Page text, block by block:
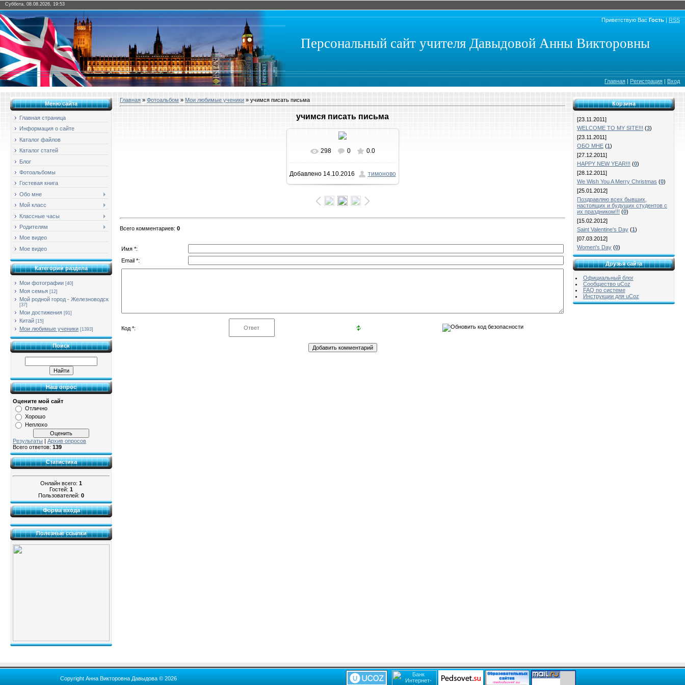
Суббота, 08.08.2026, 19:53
Приветствую Вас Гость | RSS
Персональный сайт учителя Давыдовой Анны Викторовны
Главная | Регистрация | Вход
Меню сайта
Главная страница
Информация о сайте
Каталог файлов
Каталог статей
Блог
Фотоальбомы
Гостевая книга
Обо мне
Мой класс
Классные часы
Родителям
Мое видео
Мое видео
Категории раздела
Мои фотографии [40]
Моя семья [12]
Мой родной город - Железноводск
[37]
Мои достижения [91]
Китай [15]
Мои любимые ученики [1393]
Поиск
Наш опрос
Оцените мой сайт
Отлично
Хорошо
Неплохо
Результаты | Архив опросов
Всего ответов: 139
Статистика
Онлайн всего: 1
Гостей: 1
Пользователей: 0
Форма входа
Полезные ссылки
Главная » Фотоальбом » Мои любимые ученики » учимся писать письма
учимся писать письма
В реальном размере
1600x900/ 1375.6Kb
298 0 0.0
Добавлено14.10.2016 тимоново
Всего комментариев: 0
Имя *:
Email *:
Код *:
Корзина
[23.11.2011]
WELCOME TO MY SITE!!! (3)
[23.11.2011]
ОБО МНЕ (1)
[27.12.2011]
HAPPY NEW YEAR!!! (0)
[28.12.2011]
We Wish You A Merry Christmas (0)
[25.01.2012]
Поздравляю всех бывших,
настоящих и будущих студентов с
их праздником!!! (0)
[15.02.2012]
Saint Valentine's Day (1)
[07.03.2012]
Women's Day (0)
Друзья сайта
Официальный блог
Сообщество uCoz
FAQ по системе
Инструкции для uCoz
Copyright Анна Викторовна Давыдова © 2026